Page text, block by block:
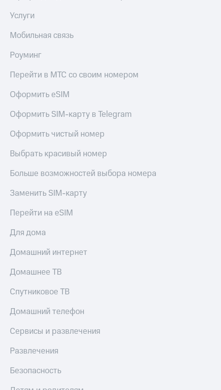
Услуги
Мобильная связь
Роуминг
Перейти в МТС со своим номером
Оформить eSIM
Оформить SIM-карту в Telegram
Оформить чистый номер
Выбрать красивый номер
Больше возможностей выбора номера
Заменить SIM-карту
Перейти на eSIM
Для дома
Домашний интернет
Домашнее ТВ
Спутниковое ТВ
Домашний телефон
Сервисы и развлечения
Развлечения
Безопасность